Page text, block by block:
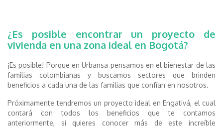
¿Es posible encontrar un proyecto de
vivienda en una zona ideal en Bogotá?
¡Es posible! Porque en Urbansa pensamos en el bienestar de las
familias colombianas y buscamos sectores que brinden
beneficios a cada una de las familias que confían en nosotros.
Próximamente tendremos un proyecto ideal en Engativá, el cual
contará con todos los beneficios que te contamos
anteriormente, si quieres conocer más de este increíble